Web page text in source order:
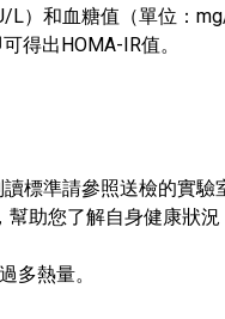
）和血糖值（單位：
得出HOMA-IR值。
標準請參照送檢的實驗
幫助您了解自身健康狀
多熱量。